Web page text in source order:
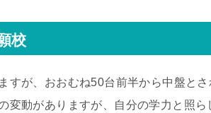
校
が、おおむね50台前半から中盤とさ
変動がありますが、自分の学力と照ら